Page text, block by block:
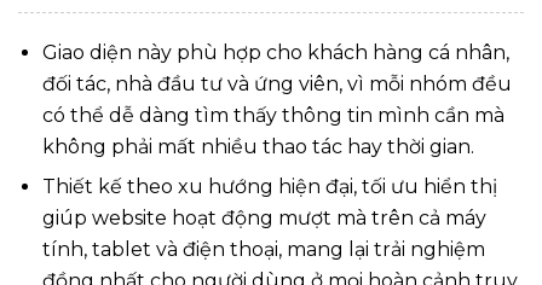
Giao diện này phù hợp cho khách hàng cá nhân,
đối tác, nhà đầu tư và ứng viên, vì mỗi nhóm đều
có thể dễ dàng tìm thấy thông tin mình cần mà
không phải mất nhiều thao tác hay thời gian.
Thiết kế theo xu hướng hiện đại, tối ưu hiển thị
giúp website hoạt động mượt mà trên cả máy
tính, tablet và điện thoại, mang lại trải nghiệm